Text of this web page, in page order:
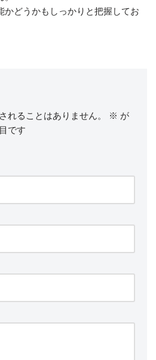
かどうかもしっかりと把握してお
れることはありません。 ※ が
です